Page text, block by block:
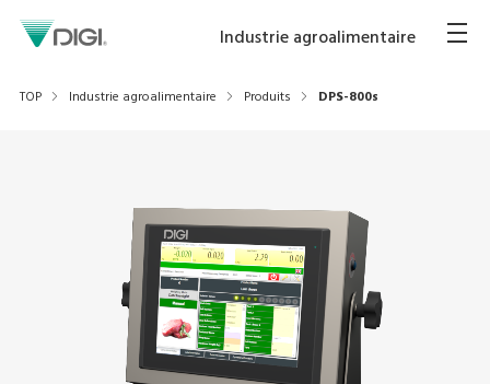
Industrie agroalimentaire
TOP Industrie agroalimentaire Produits DPS-800s